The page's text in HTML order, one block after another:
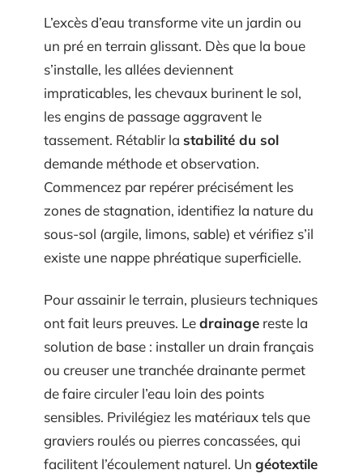
L’excès d’eau transforme vite un jardin ou
un pré en terrain glissant. Dès que la boue
s’installe, les allées deviennent
impraticables, les chevaux burinent le sol,
les engins de passage aggravent le
tassement. Rétablir la stabilité du sol
demande méthode et observation.
Commencez par repérer précisément les
zones de stagnation, identifiez la nature du
sous-sol (argile, limons, sable) et vérifiez s’il
existe une nappe phréatique superficielle.
Pour assainir le terrain, plusieurs techniques
ont fait leurs preuves. Ledrainage reste la
solution de base : installer un drain français
ou creuser une tranchée drainante permet
de faire circuler l’eau loin des points
sensibles. Privilégiez les matériaux tels que
graviers roulés ou pierres concassées, qui
facilitent l’écoulement naturel. Un géotextile